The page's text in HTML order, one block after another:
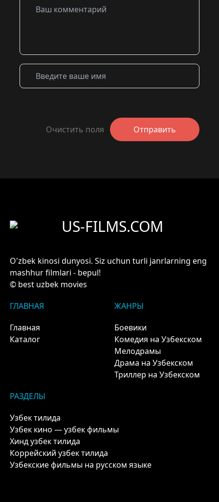
Очистить поля Отправить
US-FILMS.COM
O'zbek kinosi dunyosi. Siz uchun turli janrlarning eng
mashhur filmlari - bepul!
© best uzbek movies
ГЛАВНАЯ
Главная
Каталог
ЖАНРЫ
Боевики
Комедия на Узбекском
Мелодрамы
Драма на Узбекском
Триллер на Узбекском
РАЗДЕЛЫ
Узбек тилида
Узбек кино — узбек фильмы
Хинд узбек тилида
Коррейский узбек тилида
Узбекские фильмы на русском языке